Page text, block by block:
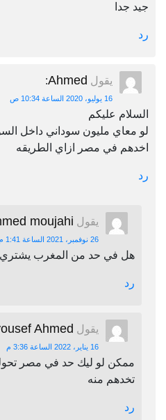
جيد جدا
رد
يقول Ahmed
:
16 يوليو، 2020 الساعة 10:34 ص
السلام عليكم
لو معاي مليون سوداني داخل
اخدهم في مصر ازاي الطريقه
رد
يقول moujahi
26 نوفمبر، 2021 الساعة 1:41 م
هل في حد من المغرب يشتري
رد
يقول Ahmed
16 يناير، 2022 الساعة 3:36 م
ممكن لو ليك حد في مصر
تخدهم منه
رد